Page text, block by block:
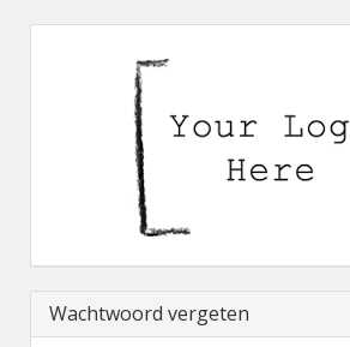
Wachtwoord vergeten